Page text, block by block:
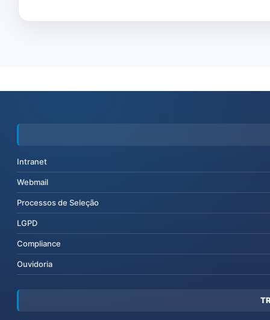
Intranet
Webmail
Processos de Seleção
LGPD
Compliance
Ouvidoria